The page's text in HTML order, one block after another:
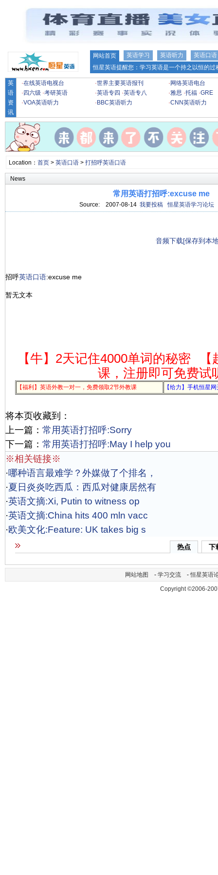
网站首页 英语学习 英语听力
英语口语
恒星英语提醒您：学习英语是一个持之以恒的
英
语
资
讯
·在线英语电视台 ·世界主要英语报刊 · 网络英语电台
· 四六级 ·考研英语 ·英语专四 ·英语专八 ·雅思 ·托福 ·GRE
·VOA英语听力 · BBC英语听力 ·CNN英语听力
Location： 首页> 英语口语> 打招呼英语口语
News
常用英语打招呼:excuse me
Source: 2007-08-14 我要投稿 恒星英语学习论坛
音频下载[保存到本
招呼英语口语:excuse me
暂无文本
【牛】2天记住4000单词的秘密
课，注册即可免费试
【福利】英语外教一对一，免费领取2节外教课 【给力】手机恒星
将本页收藏到：
上一篇： 常用英语打招呼:Sorry
下一篇： 常用英语打招呼:May I help you
※相关链接※
·哪种语言最难学？外媒做了个排名，
·夏日炎炎吃西瓜：西瓜对健康居然有
·英语文摘:Xi, Putin to witness op
·英语文摘:China hits 400 mln vacc
·欧美文化:Feature: UK takes big s
热点 下
网站地图 - 学习交流 -恒星英语
Copyright ©2006-